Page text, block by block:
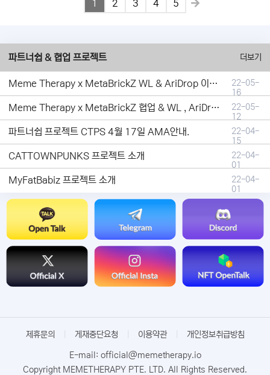
1 2 3 4 5
파트너쉽 & 협업 프로젝트 더보기
Meme Therapy x MetaBrickZ WL & AriDrop 이벤트 결과안내!
22-05-
16
Meme Therapy x MetaBrickZ 협업 & WL , AriDrop 이벤트 안내
22-05-
12
파트너쉽 프로젝트 CTPS 4월 17일 AMA안내.
22-04-
15
CATTOWNPUNKS 프로젝트 소개
22-04-
01
MyFatBabiz 프로젝트 소개
22-04-
01
제휴문의 게재중단요청 이용약관 개인정보취급방침
E-mail: official@memetherapy.io
Copyright MEMETHERAPY PTE. LTD. All Rights Reserved.